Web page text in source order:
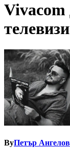
Vivacom
ByПетър Ангелов